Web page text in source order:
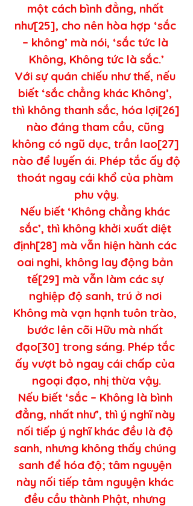
một cách bình đẳng, nhất
như[25], cho nên hòa hợp ‘sắc
– không’ mà nói, ‘sắc tức là
Không, Không tức là sắc.’
Với sự quán chiếu như thế, nếu
biết ‘sắc chẳng khác Không’,
thì không thanh sắc, hóa lợi[26]
nào đáng tham cầu, cũng
không có ngũ dục, trần lao[27]
nào để luyến ái. Phép tắc ấy độ
thoát ngay cái khổ của phàm
phu vậy.
Nếu biết ‘Không chẳng khác
sắc’, thì không khởi xuất diệt
định[28] mà vẫn hiện hành các
oai nghi, không lay động bản
tế[29] mà vẫn làm các sự
nghiệp độ sanh, trú ở nơi
Không mà vạn hạnh tuôn trào,
bước lên cõi Hữu mà nhất
đạo[30] trong sáng. Phép tắc
ấy vượt bỏ ngay cái chấp của
ngoại đạo, nhị thừa vậy.
Nếu biết ‘sắc – Không là bình
đẳng, nhất như’, thì ý nghĩ này
nối tiếp ý nghĩ khác đều là độ
sanh, nhưng không thấy chúng
sanh để hóa độ; tâm nguyện
này nối tiếp tâm nguyện khác
đều cầu thành Phật, nhưng